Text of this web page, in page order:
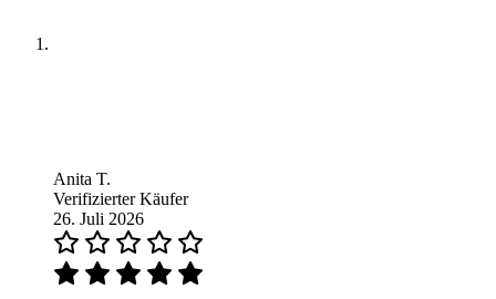
Anita T.
Verifizierter Käufer
26. Juli 2026